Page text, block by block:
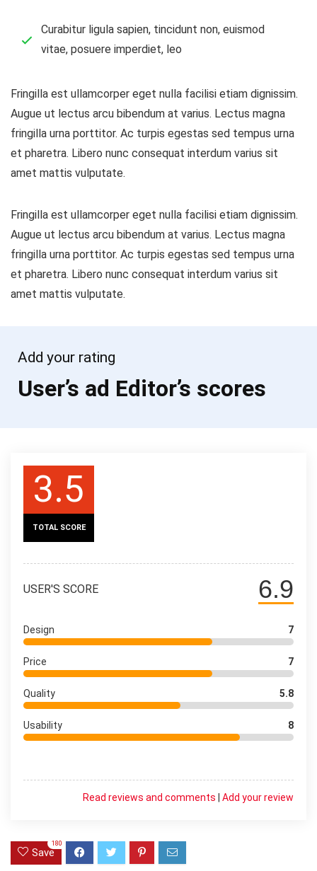
Curabitur ligula sapien, tincidunt non, euismod
vitae, posuere imperdiet, leo
Fringilla est ullamcorper eget nulla facilisi etiam dignissim.
Augue ut lectus arcu bibendum at varius. Lectus magna
fringilla urna porttitor. Ac turpis egestas sed tempus urna
et pharetra. Libero nunc consequat interdum varius sit
amet mattis vulputate.
Fringilla est ullamcorper eget nulla facilisi etiam dignissim.
Augue ut lectus arcu bibendum at varius. Lectus magna
fringilla urna porttitor. Ac turpis egestas sed tempus urna
et pharetra. Libero nunc consequat interdum varius sit
amet mattis vulputate.
Add your rating
User’s ad Editor’s scores
3.5
TOTAL SCORE
6.9
USER'S SCORE
Design 7
Price 7
Quality 5.8
Usability 8
Add your review
Read reviews and comments
Save
180